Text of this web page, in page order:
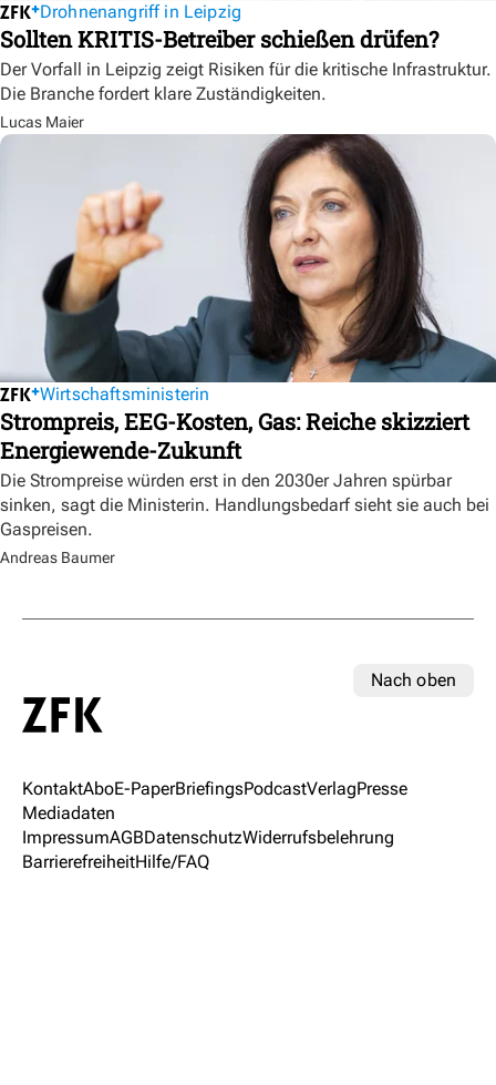
Drohnenangriff in Leipzig
Sollten KRITIS-Betreiber schießen drüfen?
Der Vorfall in Leipzig zeigt Risiken für die kritische Infrastruktur.
Die Branche fordert klare Zuständigkeiten.
Lucas Maier
Wirtschaftsministerin
Strompreis, EEG-Kosten, Gas: Reiche skizziert
Energiewende-Zukunft
Die Strompreise würden erst in den 2030er Jahren spürbar
sinken, sagt die Ministerin. Handlungsbedarf sieht sie auch bei
Gaspreisen.
Andreas Baumer
Nach oben
KontaktAboE-PaperBriefingsPodcastVerlagPresse
Mediadaten
ImpressumAGBDatenschutzWiderrufsbelehrung
BarrierefreiheitHilfe/FAQ